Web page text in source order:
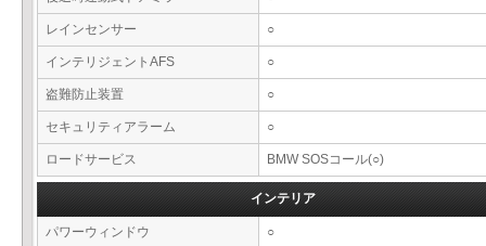
レインセンサー ○
インテリジェントAFS ○
盗難防止装置 ○
セキュリティアラーム ○
ロードサービス BMW SOSコール(○)
インテリア
パワーウィンドウ ○